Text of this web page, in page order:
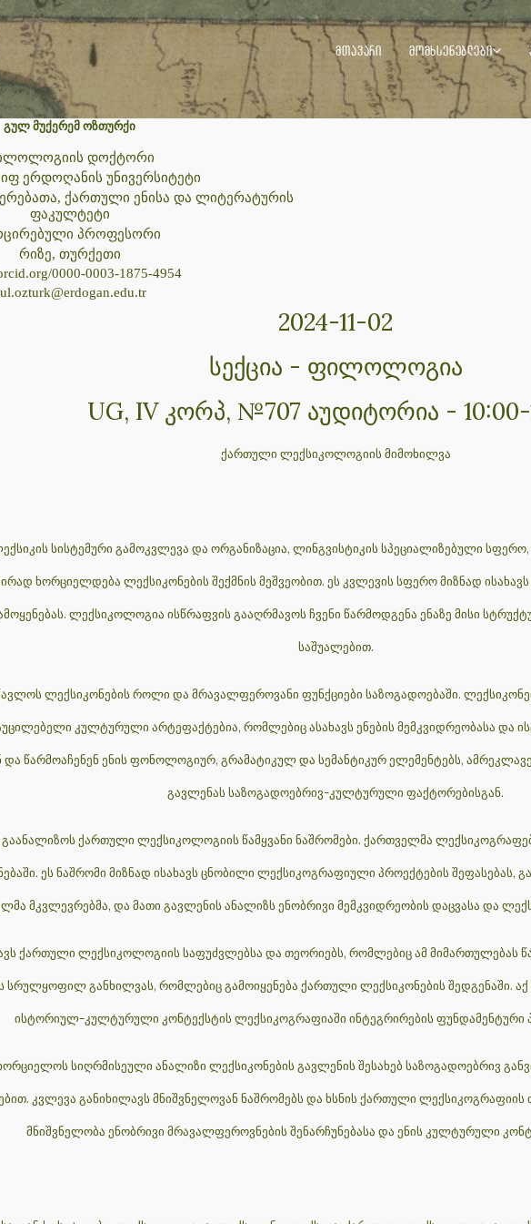
ᲛᲗᲐᲕᲐᲠᲘ ᲛᲝᲛᲮᲡᲔᲜᲔᲑᲚᲔᲑᲘ
გულ მუქერემ ოზთურქი
დოქტორი
ერდოღანის უნივერსიტეტი
ქართული ენისა და ლიტერატურის
ფაკულტეტი
პროფესორი
რიზე, თურქეთი
0000-0003-1875-4954
2024-11-02
სექცია - ფილოლოგია
UG, IV კორპ, №707 აუდიტორია - 10:00-
ქართული ლექსიკოლოგიის მიმოხილვა
სისტემური გამოკვლევა და ორგანიზაცია, ლინგვისტიკის სპეციალიზებული
ხორციელდება ლექსიკონების შექმნის მეშვეობით. ეს კვლევის სფერო მიზნად
ლექსიკოლოგია ისწრაფვის გააღრმავოს ჩვენი წარმოდგენა ენაზე მისი
საშუალებით.
ლექსიკონების როლი და მრავალფეროვანი ფუნქციები საზოგადოებაში.
აუცილებელი კულტურული არტეფაქტებია, რომლებიც ასახავს ენების მემკვიდრეობასა
და წარმოაჩენენ ენის ფონოლოგიურ, გრამატიკულ და სემანტიკურ ელემენტებს,
გავლენას საზოგადოებრივ-კულტურული ფაქტორებისგან.
გაანალიზოს ქართული ლექსიკოლოგიის წამყვანი ნაშრომები. ქართველმა
ეს ნაშრომი მიზნად ისახავს ცნობილი ლექსიკოგრაფიული პროექტების შეფასებას,
მკვლევრებმა, და მათი გავლენის ანალიზს ენობრივი მემკვიდრეობის დაცვასა და
ქართული ლექსიკოლოგიის საფუძვლებსა და თეორიებს, რომლებიც ამ მიმართულებას
განხილვას, რომლებიც გამოიყენება ქართული ლექსიკონების შედგენაში. აქ
ისტორიულ-კულტურული კონტექსტის ლექსიკოგრაფიაში ინტეგრირების ფუნდამენტური
სიღრმისეული ანალიზი ლექსიკონების გავლენის შესახებ საზოგადოებრივ
კვლევა განიხილავს მნიშვნელოვან ნაშრომებს და ხსნის ქართული ლექსიკოგრაფიის
მნიშვნელობა ენობრივი მრავალფეროვნების შენარჩუნებასა და ენის კულტურული